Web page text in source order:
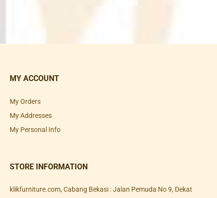
MY ACCOUNT
My Orders
My Addresses
My Personal Info
STORE INFORMATION
klikfurniture.com, Cabang Bekasi : Jalan Pemuda No 9, Dekat